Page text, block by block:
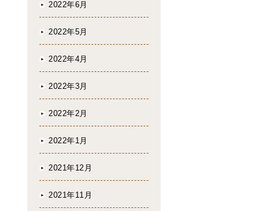
2022年6月
2022年5月
2022年4月
2022年3月
2022年2月
2022年1月
2021年12月
2021年11月